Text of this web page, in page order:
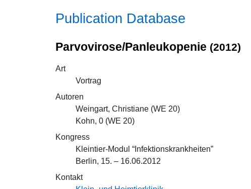
Publication Database
Parvovirose/Panleukopenie (2012)
Art
Vortrag
Autoren
Weingart, Christiane (WE 20)
Kohn, 0 (WE 20)
Kongress
Kleintier-Modul “Infektionskrankheiten”
Berlin, 15. – 16.06.2012
Kontakt